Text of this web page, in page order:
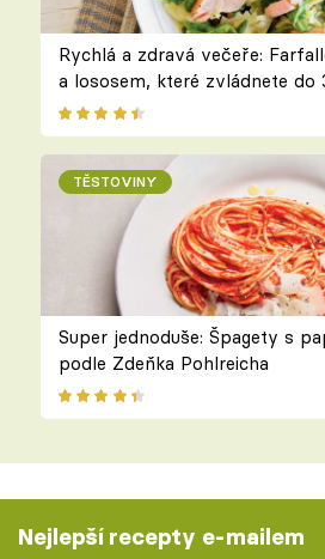
Rychlá a zdravá večeře:
a lososem, které zvládnete do
TĚSTOVINY
Super jednoduše: Špagety s
podle Zdeňka Pohlreicha
Nejlepší recepty e-mailem